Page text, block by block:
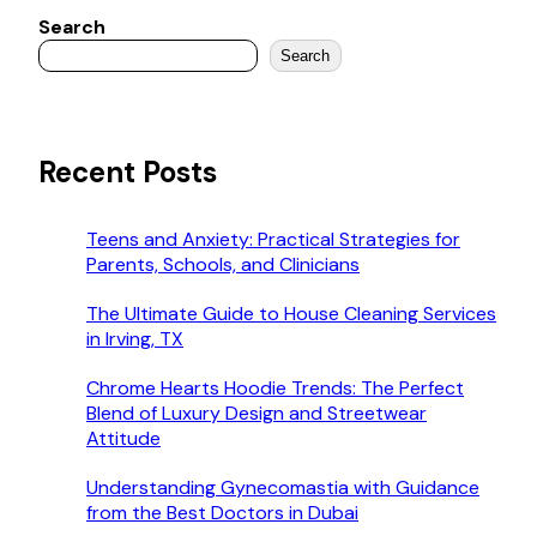
Search
Search
Recent Posts
Teens and Anxiety: Practical Strategies for
Parents, Schools, and Clinicians
The Ultimate Guide to House Cleaning Services
in Irving, TX
Chrome Hearts Hoodie Trends: The Perfect
Blend of Luxury Design and Streetwear
Attitude
Understanding Gynecomastia with Guidance
from the Best Doctors in Dubai